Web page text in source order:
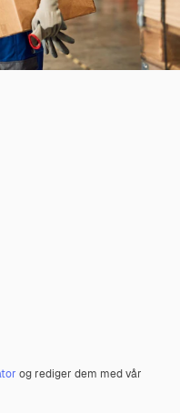
og rediger dem med vår